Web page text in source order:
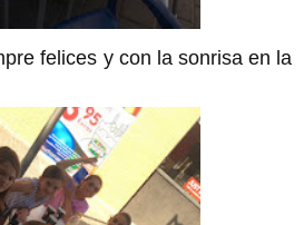
felices y con la sonrisa en la